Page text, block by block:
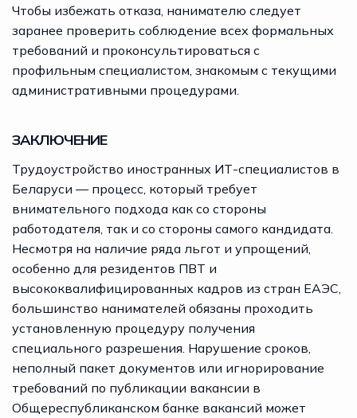
Чтобы избежать отказа, нанимателю следует
заранее проверить соблюдение всех формальных
требований и проконсультироваться с
профильным специалистом, знакомым с текущими
административными процедурами.
ЗАКЛЮЧЕНИЕ
Трудоустройство иностранных ИТ-специалистов в
Беларуси — процесс, который требует
внимательного подхода как со стороны
работодателя, так и со стороны самого кандидата.
Несмотря на наличие ряда льгот и упрощений,
особенно для резидентов ПВТ и
высококвалифицированных кадров из стран ЕАЭС,
большинство нанимателей обязаны проходить
установленную процедуру получения
специального разрешения. Нарушение сроков,
неполный пакет документов или игнорирование
требований по публикации вакансии в
Общереспубликанском банке вакансий может